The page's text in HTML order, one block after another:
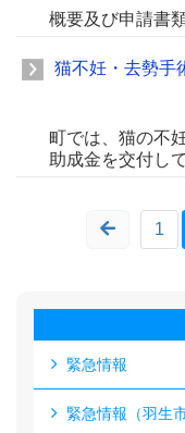
概要及び申請書
猫不妊・去勢手
町では、猫の不
助成金を交付し
1
緊急情報
緊急情報（羽生市